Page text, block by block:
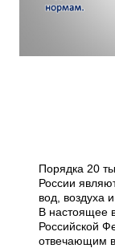
Порядка 20
России
вод, воздуха
В настоящее
Российской
отвечающим